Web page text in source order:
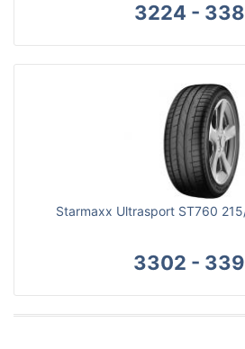
3224 -
Starmaxx Ultrasport ST760
3302 -